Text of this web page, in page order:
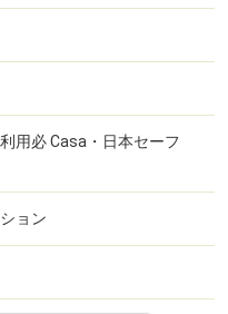
用必 Casa・日本セーフ
ョン